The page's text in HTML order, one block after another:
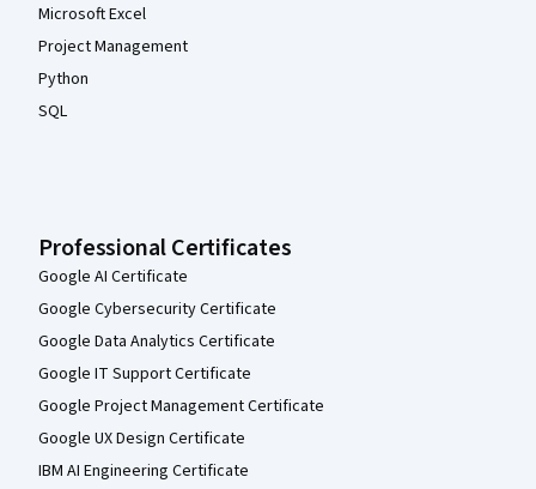
Microsoft Excel
Project Management
Python
SQL
Professional Certificates
Google AI Certificate
Google Cybersecurity Certificate
Google Data Analytics Certificate
Google IT Support Certificate
Google Project Management Certificate
Google UX Design Certificate
IBM AI Engineering Certificate